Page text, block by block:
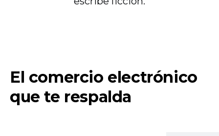
El comercio electrónico
que te respalda